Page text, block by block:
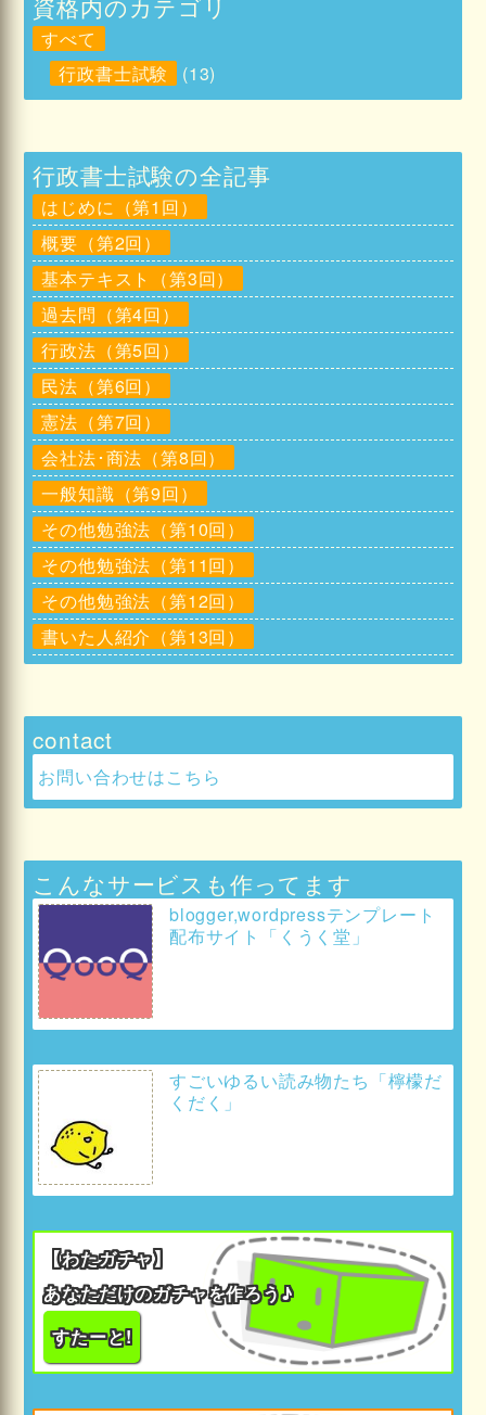
かる場合があります。
コメント
名前
資格内のカテゴリ
すべて
行政書士試験
(13)
行政書士試験の全記事
はじめに（第1回）
概要（第2回）
基本テキスト（第3回）
過去問（第4回）
行政法（第5回）
民法（第6回）
憲法（第7回）
会社法･商法（第8回）
一般知識（第9回）
その他勉強法（第10回）
その他勉強法（第11回）
その他勉強法（第12回）
書いた人紹介（第13回）
contact
お問い合わせはこちら
こんなサービスも作ってます
blogger,wordpressテンプレート
配布サイト「くうく堂」
すごいゆるい読み物たち「檸檬だ
くだく」
【わたガチャ】
あなただけのガチャを作ろう♪
すたーと!